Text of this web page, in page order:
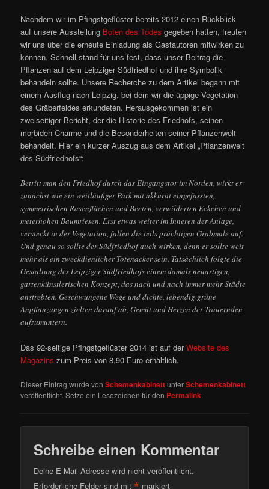
Nachdem wir im Pfingstgeflüster bereits 2012 einen Rückblick
auf unsere Ausstellung Boten des Todes gegeben hatten, freuten
wir uns über die erneute Einladung als Gastautoren mitwirken zu
können. Schnell stand für uns fest, dass unser Beitrag die
Pflanzen auf dem Leipziger Südfriedhof und ihre Symbolik
behandeln sollte. Unsere Recherche zu dem Artikel begann mit
einem Ausflug nach Leipzig, bei dem wir die üppige Vegetation
des Gräberfeldes erkundeten. Herausgekommen ist ein
zweiseitiger Bericht, der die Historie des Friedhofs, seinen
morbiden Charme und die Besonderheiten seiner Pflanzenwelt
behandelt. Hier ein kurzer Auszug aus dem Artikel „Pflanzenwelt
des Südfriedhofs“:
Betritt man den Friedhof durch das Eingangstor im Norden, wirkt er
zunächst wie ein weitläufiger Park mit akkurat eingefassten,
symmetrischen Rasenflächen und Beeten, verwilderten Eckchen und
meterhohen Baumriesen. Erst etwas weiter im Inneren der Anlage,
versteckt in der Vegetation, fallen die teils prächtigen Grabmale auf.
Und genau so sollte der Südfriedhof auch wirken, denn er sollte weit
mehr als ein zweckdienlicher Totenacker sein. Tatsächlich folgte die
Gestaltung des Leipziger Südfriedhofs einem damals neuartigen,
gartenkünstlerischen Konzept, das nach und nach immer mehr Städte
anstrebten. Geschwungene Wege und dichte, lebendig grüne
Anpflanzungen zielten darauf ab, Gemüt und Herzen der Trauernden
aufzumuntern.
Das 92-seitige Pfingstgeflüster 2014 ist auf derWebsite des
Magazins zum Preis von 8,90 Euro erhältlich.
Dieser Eintrag wurde vonSchemenkabinettunterSchemenkabinett
veröffentlicht. Setze ein Lesezeichen für den Permalink.
Schreibe einen Kommentar
Deine E-Mail-Adresse wird nicht veröffentlicht.
Erforderliche Felder sind mit
markiert